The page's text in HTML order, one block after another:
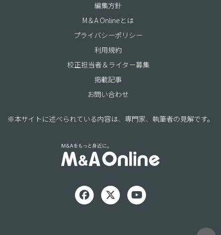
編集方針
M＆A Onlineとは
プライバシーポリシー
利用規約
校正担当者＆ライター募集
掲載記事
お問い合わせ
※本サイトに述べられている内容は、専門家、執筆者の見解です。